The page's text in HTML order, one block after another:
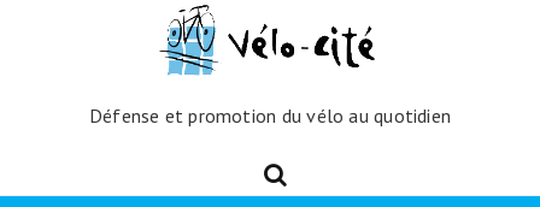
Défense et promotion du vélo au quotidien